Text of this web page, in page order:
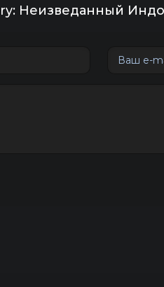
Неизведанный